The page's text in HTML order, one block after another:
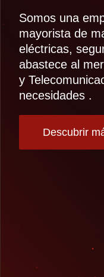
Somos una
mayorista de
eléctricas,
abastece al
y
necesidades .
Descubrir